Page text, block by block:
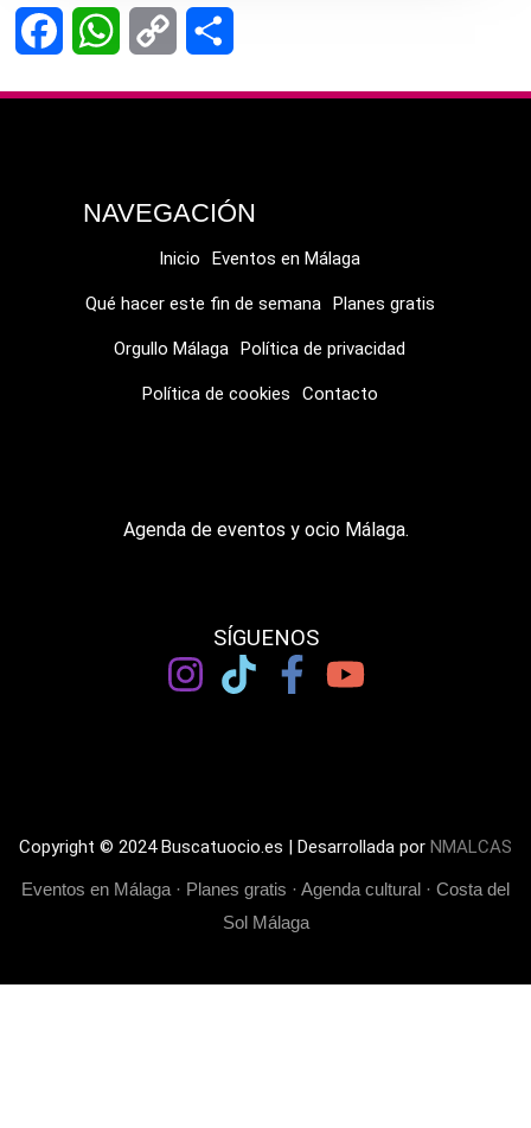
FacebookWhatsApp
Copy
NAVEGACIÓN
Inicio Eventos en Málaga
Qué hacer este fin de semana Planes gratis
Orgullo Málaga Política de privacidad
Política de cookies Contacto
Agenda de eventos y ocio Málaga.
SÍGUENOS
Copyright © 2024 Buscatuocio.es | Desarrollada por NMALCAS
Eventos en Málaga · Planes gratis · Agenda cultural · Costa del
Sol Málaga